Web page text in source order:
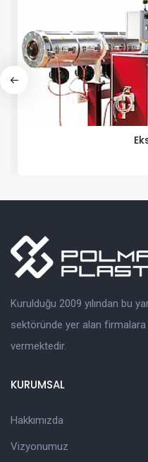
Kurulduğu 2009 yılından bu
sektöründe yer alan
vermektedir.
KURUMSAL
Hakkımızda
Vizyonumuz